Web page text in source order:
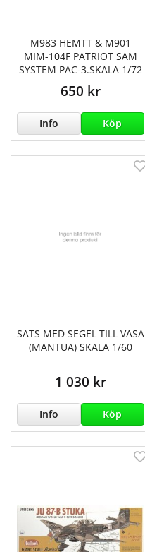
M983 HEMTT & M901
MIM-104F PATRIOT SAM
SYSTEM PAC-3.SKALA 1/72
650 kr
Info Köp
SATS MED SEGEL TILL VASA
(MANTUA) SKALA 1/60
1 030 kr
Info Köp